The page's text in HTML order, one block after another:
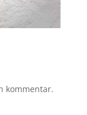
kommentar.